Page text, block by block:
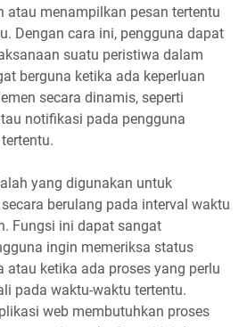
atau menampilkan pesan tertentu
Dengan cara ini, pengguna dapat
suatu peristiwa dalam
berguna ketika ada keperluan
secara dinamis, seperti
notifikasi pada pengguna
yang digunakan untuk
berulang pada interval waktu
Fungsi ini dapat sangat
ingin memeriksa status
atau ketika ada proses yang perlu
pada waktu-waktu tertentu.
web membutuhkan proses